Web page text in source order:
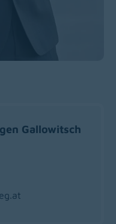
Gallowitsch
at